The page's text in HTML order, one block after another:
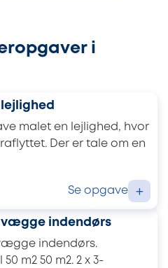
i
malet en lejlighed, hvor
Der er tale om en
Se opgave +
indendørs
indendørs.
m2 50 m2. 2 x 3-